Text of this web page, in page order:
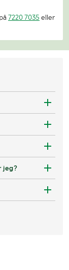
7220 7035 eller
jeg?